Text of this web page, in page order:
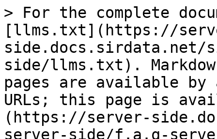
> For the complete
[llms.txt](https://
side.docs.sirdata.net/
side/llms.txt).
pages are available by
URLs; this page is
(https://server-
server-side/f.a.q-